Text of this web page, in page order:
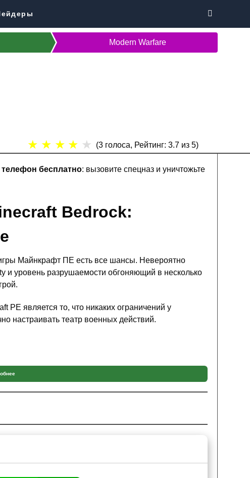
Modern Warfare
★ ★ ★ ★ ★ (3голоса, Рейтинг: 3.7из 5)
бесплатно: вызовите спецназ и уничтожьте
Bedrock:
Майнкрафт ПЕ есть все шансы. Невероятно
и уровень разрушаемости обгоняющий в несколько
является то, что никаких ограничений у
настраивать театр военных действий.
не могут происходить без танков. Данные машины
Авторы мода на Modern Warfare это прекрасно
к Майнкрафт ПЕ. Помимо них также есть и
момент может сбросить бомбу на железного
бойцы спецназа.